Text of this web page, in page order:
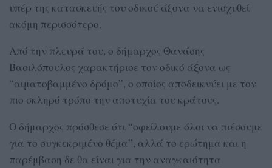
υπέρ της κατασκευής του οδικού άξονα να ενισχυθεί
ακόμη περισσότερο.
Από την πλευρά του, ο δήμαρχος Θανάσης
Βασιλόπουλος χαρακτήρισε τον οδικό άξονα ως
“αιματοβαμμένο δρόμο”, ο οποίος αποδεικνύει με τον
πιο σκληρό τρόπο την αποτυχία του κράτους.
Ο δήμαρχος πρόσθεσε ότι “οφείλουμε όλοι να πιέσουμε
για το συγκεκριμένο θέμα”, αλλά το ερώτημα και η
παρέμβαση δε θα είναι για την αναγκαιότητα